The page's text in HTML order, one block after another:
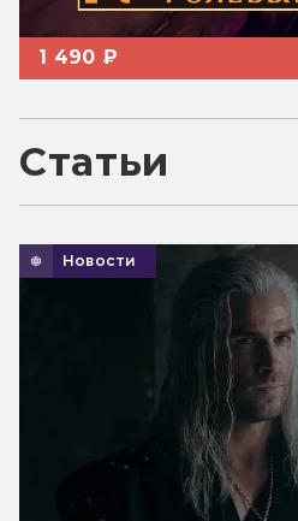
1 490 ₽
Статьи
Новости